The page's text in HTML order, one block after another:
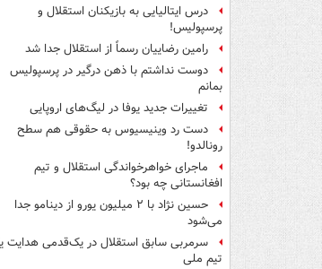
درس ایتالیایی‌ به بازیکنان استقلال و
پرسپولیس!
رامین رضاییان رسماً از استقلال جدا شد
دوست نداشتم با ذهن درگیر در پرسپولیس
بمانم
تغییرات جدید یوفا در لیگ‌های اروپایی
دست رد وینیسیوس به حقوقی هم سطح
رونالدو!
ماجرای خواهرخواندگی استقلال و تیم
افغانستانی چه بود؟
حسین نژاد با ۲ میلیون یورو از دینامو جدا
می‌شود
سرمربی سابق استقلال در یک‌قدمی هدایت
تیم ملی